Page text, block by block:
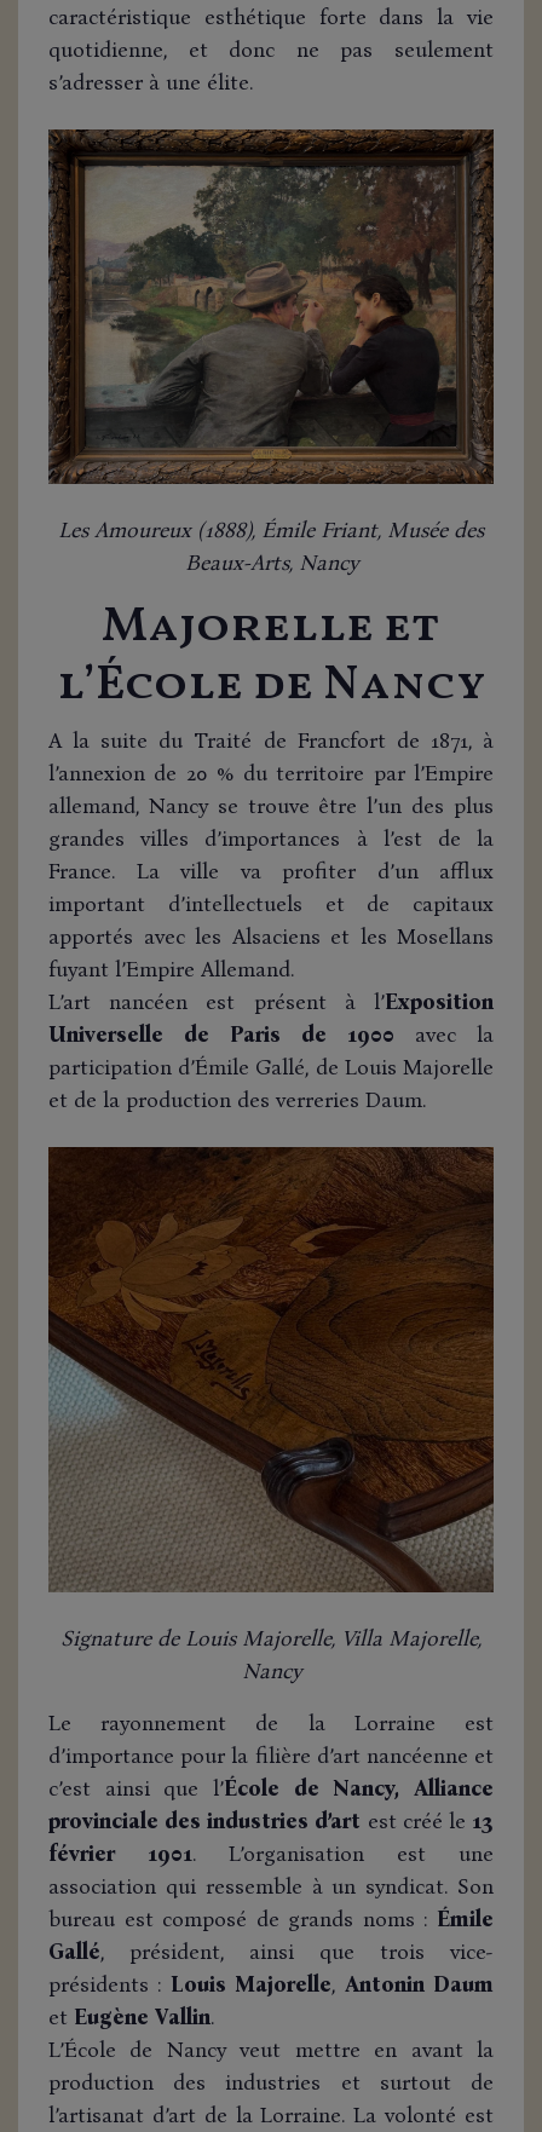
caractéristique esthétique forte dans la vie
quotidienne, et donc ne pas seulement
s’adresser à une élite.
Les Amoureux (1888), Émile Friant, Musée des
Beaux-Arts, Nancy
Majorelle et
l’École de Nancy
A la suite du Traité de Francfort de 1871, à
l’annexion de 20 % du territoire par l’Empire
allemand, Nancy se trouve être l’un des plus
grandes villes d’importances à l’est de la
France. La ville va profiter d’un afflux
important d’intellectuels et de capitaux
apportés avec les Alsaciens et les Mosellans
fuyant l’Empire Allemand.
L’art nancéen est présent à l’Exposition
Universelle de Paris de 1900 avec la
participation d’Émile Gallé, de Louis Majorelle
et de la production des verreries Daum.
Signature de Louis Majorelle, Villa Majorelle,
Nancy
Le rayonnement de la Lorraine est
d’importance pour la filière d’art nancéenne et
c’est ainsi que l’École de Nancy, Alliance
provinciale des industries d’art est créé le 13
février 1901. L’organisation est une
association qui ressemble à un syndicat. Son
bureau est composé de grands noms : Émile
Gallé, président, ainsi que trois vice-
présidents : Louis Majorelle, Antonin Daum
et Eugène Vallin.
L’École de Nancy veut mettre en avant la
production des industries et surtout de
l’artisanat d’art de la Lorraine. La volonté est